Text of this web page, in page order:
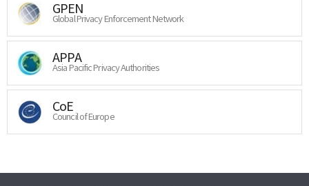
GPEN
Global Privacy Enforcement Network
APPA
Asia Pacific Privacy Authorities
CoE
Council of Europe